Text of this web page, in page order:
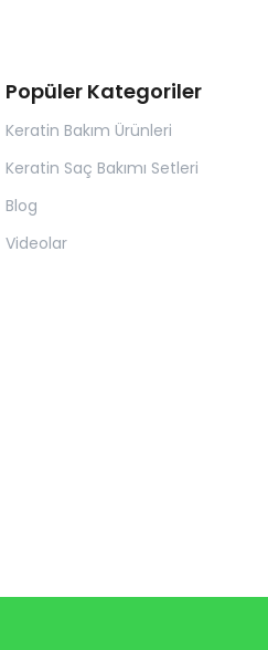
Popüler Kategoriler
Keratin Bakım Ürünleri
Keratin Saç Bakımı Setleri
Blog
Videolar